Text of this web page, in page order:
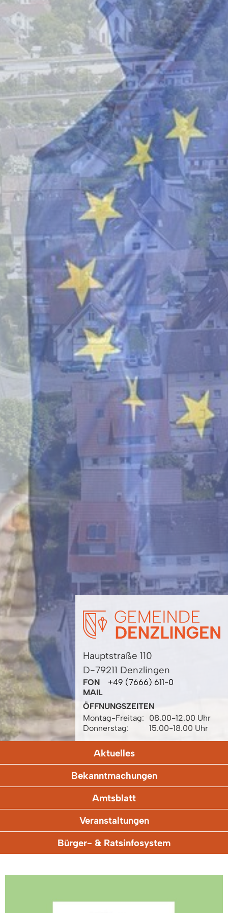
Hauptstraße 110
D-79211 Denzlingen
FON
+49 (7666) 611-0
MAIL
ÖFFNUNGSZEITEN
Montag-Freitag:
08.00-12.00 Uhr
Donnerstag:
15.00-18.00 Uhr
Aktuelles
Bekanntmachungen
Amtsblatt
Veranstaltungen
Bürger- & Ratsinfosystem